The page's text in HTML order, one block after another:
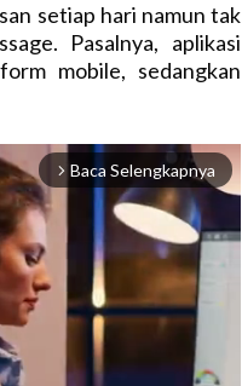
setiap hari namun tak
Pasalnya, aplikasi
mobile, sedangkan
arrow_forward_ios Baca Selengkapnya